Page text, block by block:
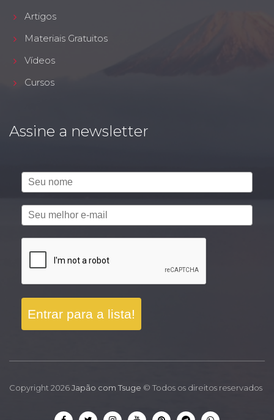
Artigos
Materiais Gratuitos
Vídeos
Cursos
Assine a newsletter
Entrar para a lista!
Copyright 2026Japão com Tsuge © Todos os direitos reservados